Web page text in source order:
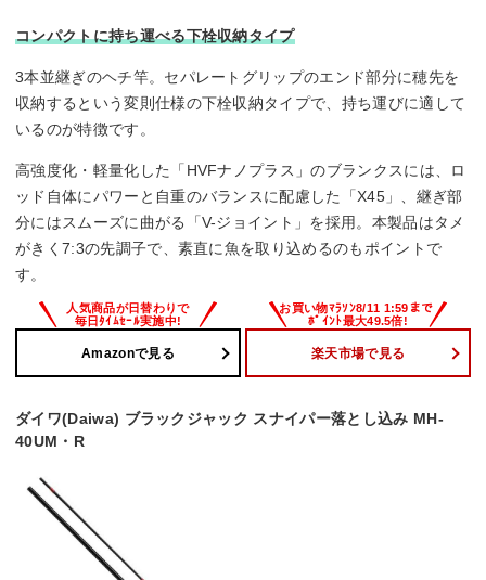
コンパクトに持ち運べる下栓収納タイプ
3本並継ぎのヘチ竿。セパレートグリップのエンド部分に穂先を
収納するという変則仕様の下栓収納タイプで、持ち運びに適して
いるのが特徴です。
高強度化・軽量化した「HVFナノプラス」のブランクスには、ロ
ッド自体にパワーと自重のバランスに配慮した「X45」、継ぎ部
分にはスムーズに曲がる「V-ジョイント」を採用。本製品はタメ
がきく7:3の先調子で、素直に魚を取り込めるのもポイントで
す。
Amazonで見る 楽天市場で見る
ダイワ(Daiwa) ブラックジャック スナイパー落とし込み MH-
40UM・R